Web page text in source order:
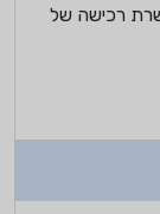
רכישה של